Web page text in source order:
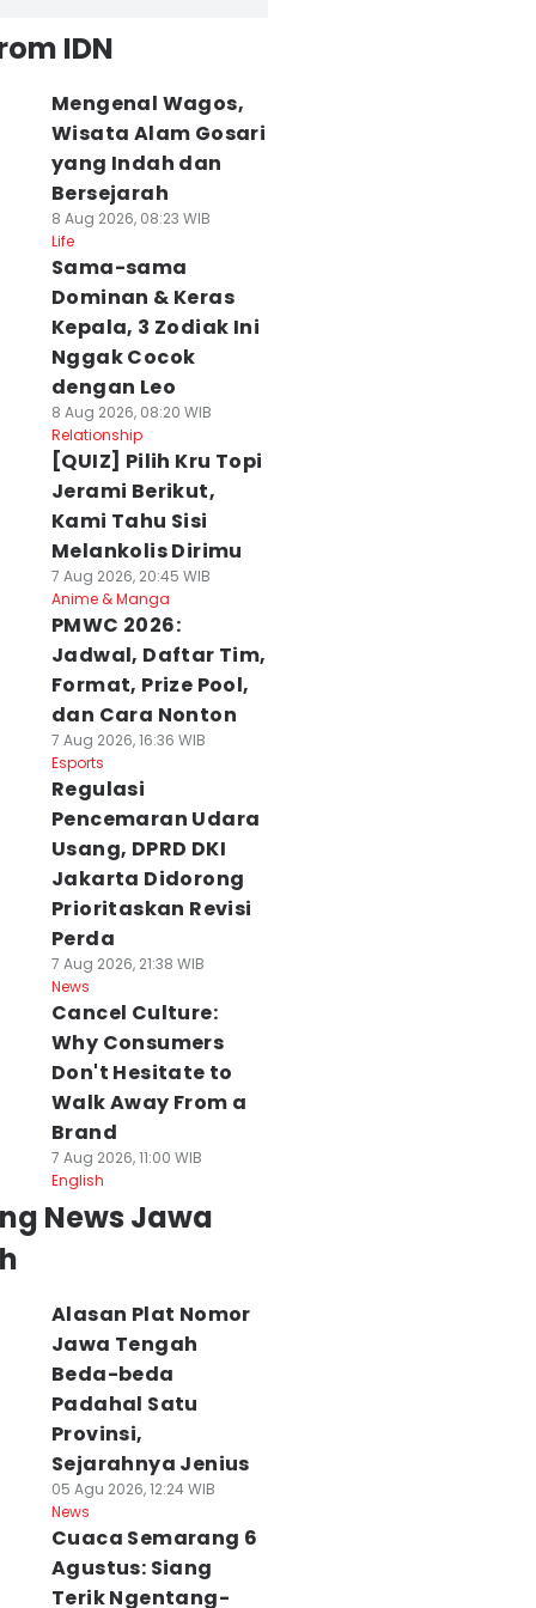
IDN
Mengenal Wagos,
Wisata Alam Gosari
yang Indah dan
Bersejarah
8 Aug 2026, 08:23 WIB
Life
Sama-sama
Dominan & Keras
Kepala, 3 Zodiak Ini
Nggak Cocok
dengan Leo
8 Aug 2026, 08:20 WIB
Relationship
[QUIZ] Pilih Kru Topi
Jerami Berikut,
Kami Tahu Sisi
Melankolis Dirimu
7 Aug 2026, 20:45 WIB
Anime & Manga
PMWC 2026:
Jadwal, Daftar Tim,
Format, Prize Pool,
dan Cara Nonton
7 Aug 2026, 16:36 WIB
Esports
Regulasi
Pencemaran Udara
Usang, DPRD DKI
Jakarta Didorong
Prioritaskan Revisi
Perda
7 Aug 2026, 21:38 WIB
News
Cancel Culture:
Why Consumers
Don't Hesitate to
Walk Away From a
Brand
7 Aug 2026, 11:00 WIB
English
News Jawa
Alasan Plat Nomor
Jawa Tengah
Beda-beda
Padahal Satu
Provinsi,
Sejarahnya Jenius
05 Agu 2026, 12:24 WIB
News
Cuaca Semarang 6
Agustus: Siang
Terik Ngentang-